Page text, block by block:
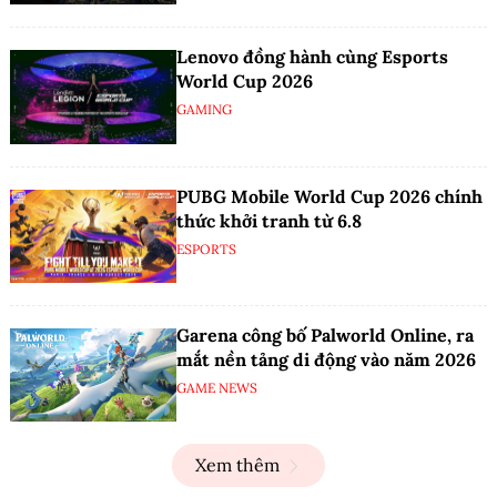
Lenovo đồng hành cùng Esports
World Cup 2026
GAMING
PUBG Mobile World Cup 2026 chính
thức khởi tranh từ 6.8
ESPORTS
Garena công bố Palworld Online, ra
mắt nền tảng di động vào năm 2026
GAME NEWS
Xem thêm